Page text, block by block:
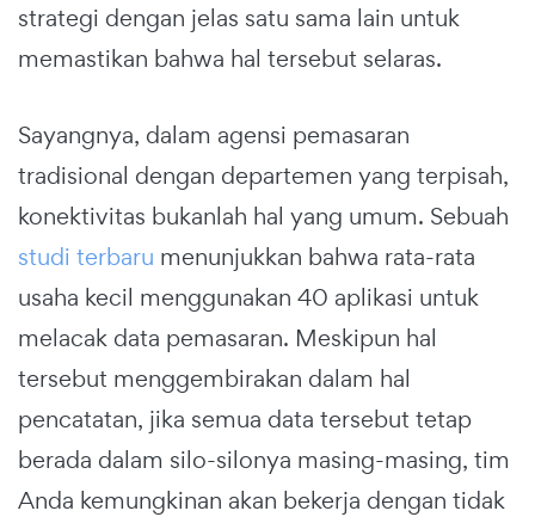
strategi dengan jelas satu sama lain untuk
memastikan bahwa hal tersebut selaras.
Sayangnya, dalam agensi pemasaran
tradisional dengan departemen yang terpisah,
konektivitas bukanlah hal yang umum. Sebuah
studi terbaru menunjukkan bahwa rata-rata
usaha kecil menggunakan 40 aplikasi untuk
melacak data pemasaran. Meskipun hal
tersebut menggembirakan dalam hal
pencatatan, jika semua data tersebut tetap
berada dalam silo-silonya masing-masing, tim
Anda kemungkinan akan bekerja dengan tidak